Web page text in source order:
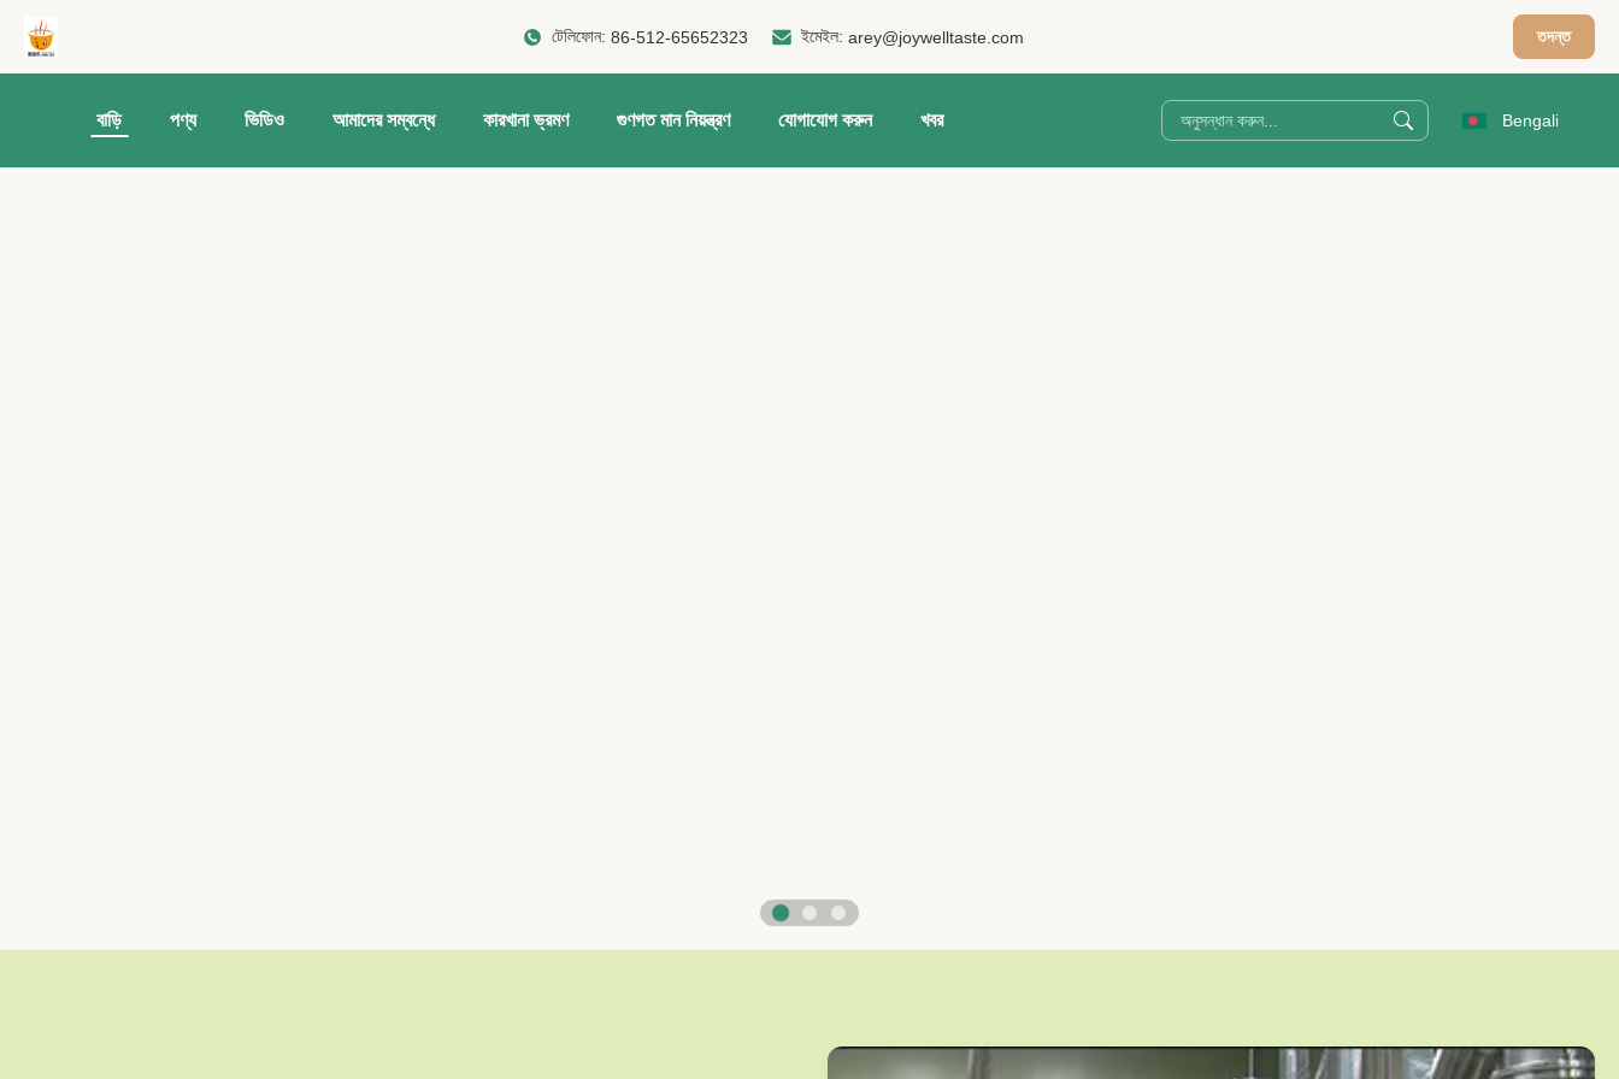
টেলিফোন:86-512-65652323 ইমেইল:arey@joywelltaste.com তদন্ত
বাড়ি পণ্য ভিডিও আমাদের সম্বন্ধে কারখানা ভ্রমণ গুণগত মান নিয়ন্ত্রণ যোগাযোগ করুন খবর Bengali